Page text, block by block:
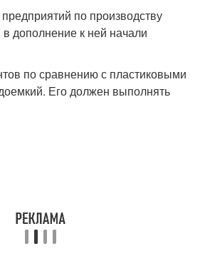
по производству
в дополнение к ней начали
по сравнению с пластиковыми
Его должен выполнять